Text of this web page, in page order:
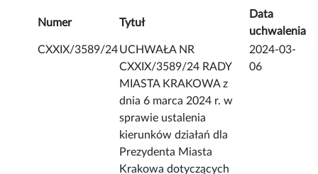
Numer Tytuł
Data
uchwalenia
CXXIX/3589/24UCHWAŁA NR
CXXIX/3589/24 RADY
MIASTA KRAKOWA z
dnia 6 marca 2024 r. w
sprawie ustalenia
kierunków działań dla
Prezydenta Miasta
Krakowa dotyczących
2024-03-
06